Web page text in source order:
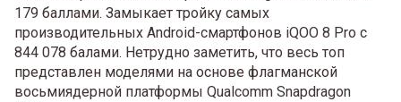
179 баллами. Замыкает тройку самых
производительных Android-смартфонов iQOO 8 Pro с
844 078 балами. Нетрудно заметить, что весь топ
представлен моделями на основе флагманской
восьмиядерной платформы Qualcomm Snapdragon